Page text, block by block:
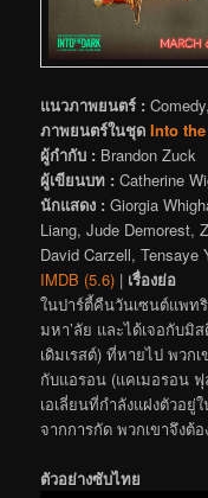
แนวภาพยนตร์ :
ภาพยนตร์ในชุดInto
ผู้กำกับ : Brandon Zuck
ผู้เขียนบท : Catherine
นักแสดง : Giorgia
Liang, Jude Demorest,
David Carzell, Tensaye
IMDB (5.6) | เรื่องย่อ
ในปาร์ตี้คืนวันเซนต์แพท
มหา’ลัย และได้เจอกับมิ
เดิมเรสต์) ที่หายไป พวก
กับแอรอน (แคเมอรอน ฟุ
เอเลี่ยนที่กำลังแฝงตัวอยู่
จากการกัด พวกเขาจึงต้
ตัวอย่างซับไทย